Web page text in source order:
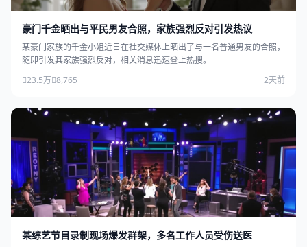
豪门千金晒出与平民男友合照，家族强烈反对引发热议
某豪门家族的千金小姐近日在社交媒体上晒出了与一名普通男友的合照，
随即引发其家族强烈反对，相关消息迅速登上热搜。
23.5万 8,765 2天前
某综艺节目录制现场爆发群架，多名工作人员受伤送医